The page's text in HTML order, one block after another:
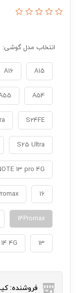
انتخاب مدل گوشی:
A15
A16
A54
S24FE
S25 Ultra
13 pro 4G
16
14Promax
13
4G
فروشنده: